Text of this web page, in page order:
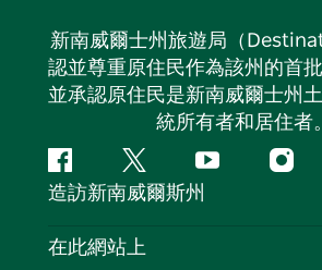
新南威爾士州旅遊局（
認並尊重原住民作為該州的首
並承認原住民是新南威爾士州
統所有者和居住者。
Facebook嘰
嘰
喳
Youtube
造訪新南威爾斯州
聯絡我們
在此網站上